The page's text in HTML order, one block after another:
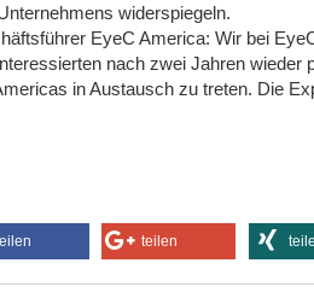
widerspiegeln.
EyeC America: Wir bei
nach zwei Jahren wieder
in Austausch zu treten. Die
teilen